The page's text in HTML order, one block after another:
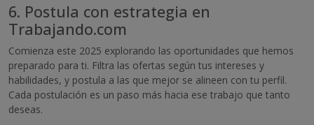
6. Postula con estrategia en
Trabajando.com
Comienza este 2025 explorando las oportunidades que hemos
preparado para ti. Filtra las ofertas según tus intereses y
habilidades, y postula a las que mejor se alineen con tu perfil.
Cada postulación es un paso más hacia ese trabajo que tanto
deseas.